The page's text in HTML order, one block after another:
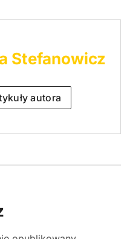
Stefanowicz
autora